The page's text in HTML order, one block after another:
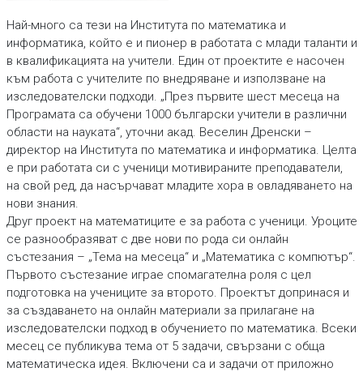
Най-много са тези на Института по математика и
информатика, който е и пионер в работата с млади таланти и
в квалификацията на учители. Един от проектите е насочен
към работа с учителите по внедряване и използване на
изследователски подходи. „През първите шест месеца на
Програмата са обучени 1000 български учители в различни
области на науката“, уточни акад. Веселин Дренски –
директор на Института по математика и информатика. Целта
е при работата си с ученици мотивираните преподаватели,
на свой ред, да насърчават младите хора в овладяването на
нови знания.
Друг проект на математиците е за работа с ученици. Уроците
се разнообразяват с две нови по рода си онлайн
състезания – „Тема на месеца“ и „Математика с компютър“.
Първото състезание играе спомагателна роля с цел
подготовка на учениците за второто. Проектът допринася и
за създаването на онлайн материали за прилагане на
изследователски подход в обучението по математика. Всеки
месец се публикува тема от 5 задачи, свързани с обща
математическа идея. Включени са и задачи от приложно